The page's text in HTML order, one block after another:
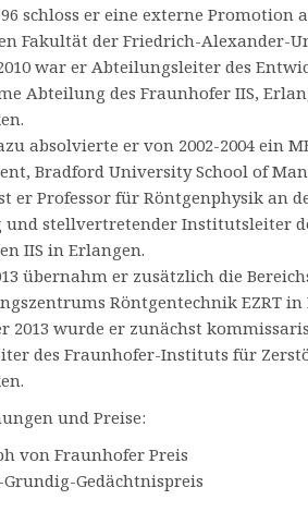
schloss er eine externe
Fakultät der Friedrich-Alexander-
war er Abteilungsleiter des
Abteilung des Fraunhofer IIS,
absolvierte er von 2002-2004 ein
Bradford University School of
er Professor für Röntgenphysik
und stellvertretender Institutsleiter
IIS in Erlangen.
übernahm er zusätzlich die
Röntgentechnik EZRT in
2013 wurde er zunächst
des Fraunhofer-Instituts für
und Preise:
von Fraunhofer Preis
Grundig-Gedächtnispreis